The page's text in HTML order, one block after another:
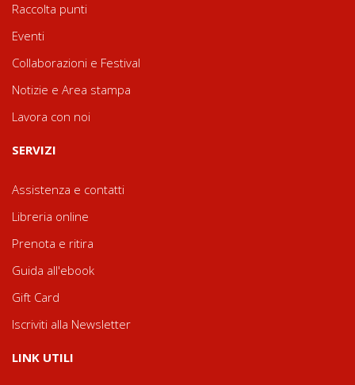
Raccolta punti
Eventi
Collaborazioni e Festival
Notizie e Area stampa
Lavora con noi
SERVIZI
Assistenza e contatti
Libreria online
Prenota e ritira
Guida all'ebook
Gift Card
Iscriviti alla Newsletter
LINK UTILI